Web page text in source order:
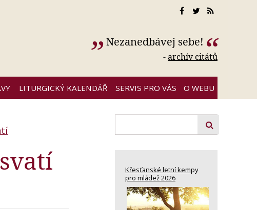
Nezanedbávej sebe!
-archív citátů
LITURGICKÝ KALENDÁŘ SERVIS PRO VÁS O WEBU
Křesťanské letní kempy
pro mládež 2026